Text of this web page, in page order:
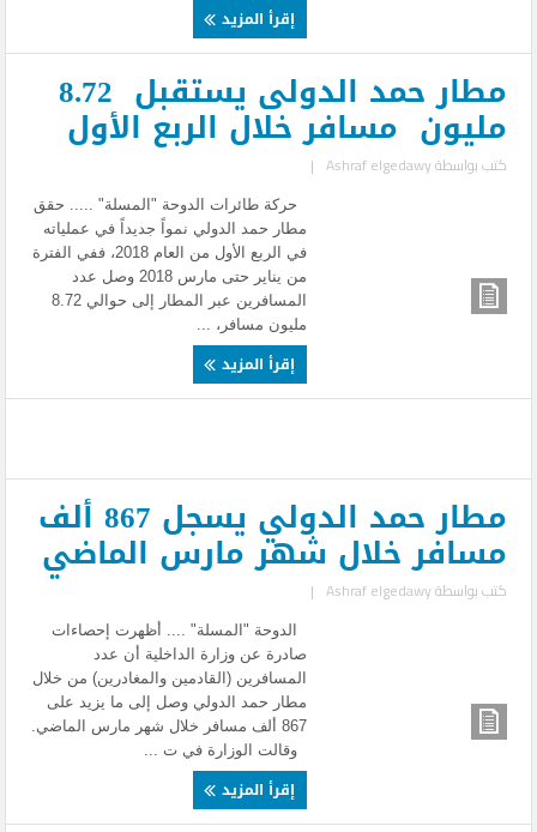
إقرأ المزيد
مطار حمد الدولى يستقبل 8.72
مليون مسافر خلال الربع الأول
كتب بواسطةAshraf elgedawy
|
حركة طائرات الدوحة "المسلة" ..... حقق
مطار حمد الدولي نمواً جديداً في عملياته
في الربع الأول من العام 2018، ففي الفترة
من يناير حتى مارس 2018 وصل عدد
المسافرين عبر المطار إلى حوالي 8.72
مليون مسافر، ...
إقرأ المزيد
مطار حمد الدولي يسجل 867 ألف
مسافر خلال شهر مارس الماضي
كتب بواسطةAshraf elgedawy
|
الدوحة "المسلة" .... أظهرت إحصاءات
صادرة عن وزارة الداخلية أن عدد
المسافرين (القادمين والمغادرين) من خلال
مطار حمد الدولي وصل إلى ما يزيد على
867 ألف مسافر خلال شهر مارس الماضي.
وقالت الوزارة في ت ...
إقرأ المزيد